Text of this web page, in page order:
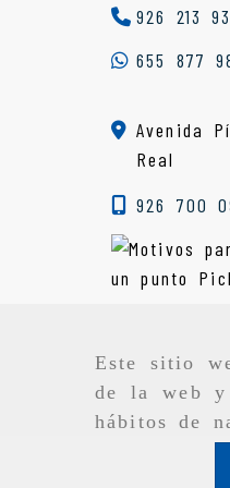
Este sitio
de la web y
hábitos de
926 213
655 877
Avenida
Real
926 700